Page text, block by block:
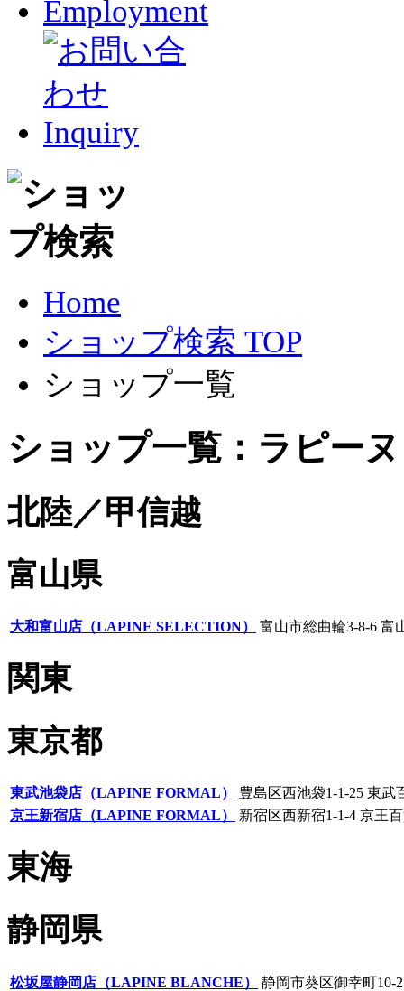
Home
ショップ検索 TOP
ショップ一覧
ショップ一覧：ラピー
北陸／甲信越
富山県
大和富山店（LAPINE SELECTION） 富山市総曲輪3-8-6 富
関東
東京都
東武池袋店（LAPINE FORMAL）
豊島区西池袋1-1-25 東武
京王新宿店（LAPINE FORMAL）
新宿区西新宿1-1-4 京王
東海
静岡県
松坂屋静岡店（LAPINE BLANCHE） 静岡市葵区御幸町10-